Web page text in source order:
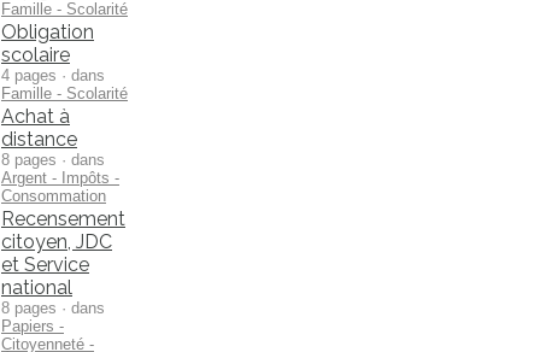
Famille - Scolarité
Obligation
scolaire
4 pages · dans
Famille - Scolarité
Achat à
distance
8 pages · dans
Argent - Impôts -
Consommation
Recensement
citoyen, JDC
et Service
national
8 pages · dans
Papiers -
Citoyenneté -